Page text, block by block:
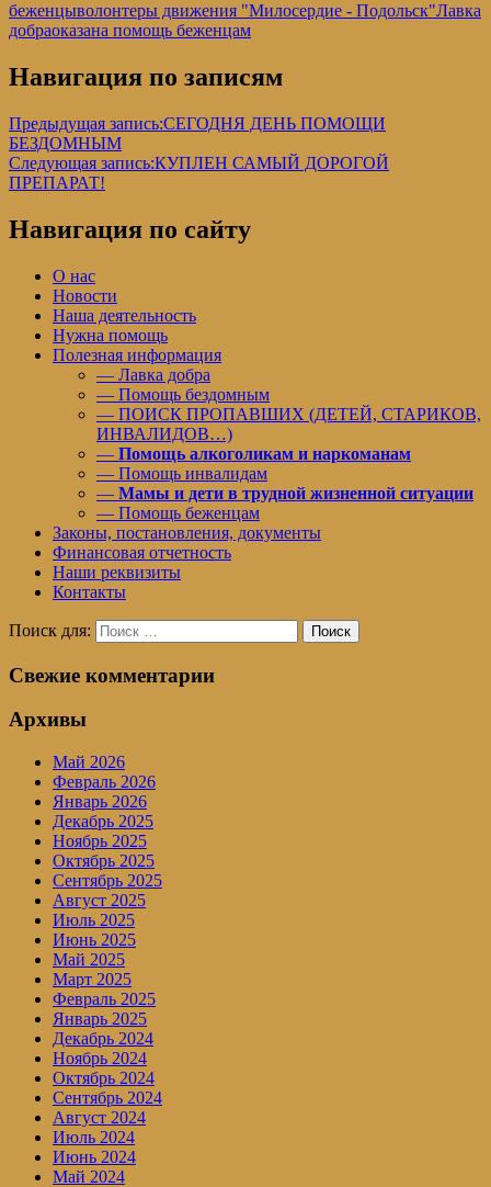
беженцыволонтеры движения "Милосердие - Подольск"Лавка
добраоказана помощь беженцам
Навигация по записям
Предыдущая запись:СЕГОДНЯ ДЕНЬ ПОМОЩИ
БЕЗДОМНЫМ
Следующая запись:КУПЛЕН САМЫЙ ДОРОГОЙ
ПРЕПАРАТ!
Навигация по сайту
О нас
Новости
Наша деятельность
Нужна помощь
Полезная информация
— Лавка добра
— Помощь бездомным
— ПОИСК ПРОПАВШИХ (ДЕТЕЙ, СТАРИКОВ,
ИНВАЛИДОВ…)
— Помощь алкоголикам и наркоманам
— Помощь инвалидам
— Мамы и дети в трудной жизненной ситуации
— Помощь беженцам
Законы, постановления, документы
Финансовая отчетность
Наши реквизиты
Контакты
Поиск для: Поиск
Свежие комментарии
Архивы
Май 2026
Февраль 2026
Январь 2026
Декабрь 2025
Ноябрь 2025
Октябрь 2025
Сентябрь 2025
Август 2025
Июль 2025
Июнь 2025
Май 2025
Март 2025
Февраль 2025
Январь 2025
Декабрь 2024
Ноябрь 2024
Октябрь 2024
Сентябрь 2024
Август 2024
Июль 2024
Июнь 2024
Май 2024